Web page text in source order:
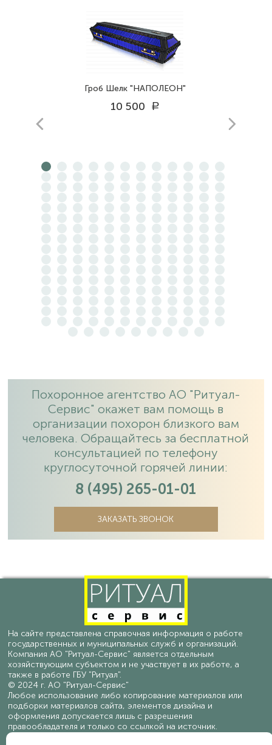
Гроб Шелк "НАПОЛЕОН"
10 500 a
prev next
Похоронное агентство АО "Ритуал-
Сервис" окажет вам помощь в
организации похорон близкого вам
человека. Обращайтесь за бесплатной
консультацией по телефону
круглосуточной горячей линии:
8 (495) 265-01-01
ЗАКАЗАТЬ ЗВОНОК
На сайте представлена справочная информация о работе
государственных и муниципальных служб и организаций.
Компания АО "Ритуал-Сервис" является отдельным
хозяйствующим субъектом и не участвует в их работе, а
также в работе ГБУ "Ритуал".
© 2024 г. АО "Ритуал-Сервис"
Любое использование либо копирование материалов или
подборки материалов сайта, элементов дизайна и
оформления допускается лишь с разрешения
правообладателя и только со ссылкой на источник.